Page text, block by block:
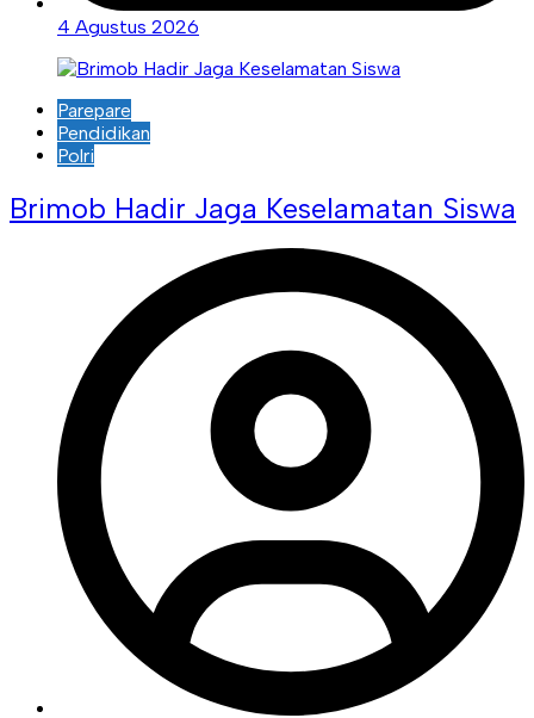
4 Agustus 2026
Parepare
Pendidikan
Polri
Brimob Hadir Jaga Keselamatan Siswa